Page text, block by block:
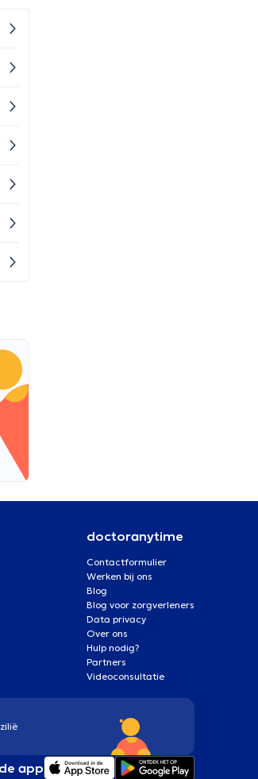
doctoranytime
Contactformulier
Werken bij ons
Blog
Blog voor zorgverleners
Data privacy
Over ons
Hulp nodig?
Partners
Videoconsultatie
app